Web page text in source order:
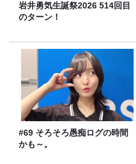
岩井勇気生誕祭2026 514回目
のターン！
#69 そろそろ愚痴ログの時間
かも～。